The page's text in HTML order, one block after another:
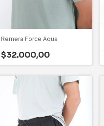
Remera Force Aqua
$32.000,00